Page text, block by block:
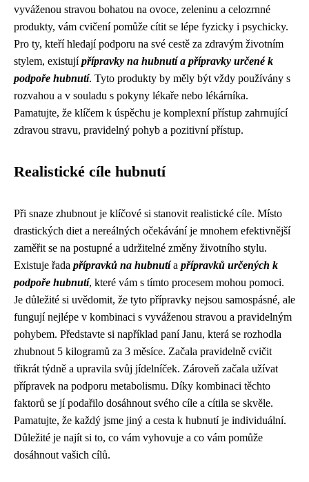
vyváženou stravou bohatou na ovoce, zeleninu a celozrnné
produkty, vám cvičení pomůže cítit se lépe fyzicky i psychicky.
Pro ty, kteří hledají podporu na své cestě za zdravým životním
stylem, existujípřípravky na hubnutí a přípravky určené k
podpoře hubnutí. Tyto produkty by měly být vždy používány s
rozvahou a v souladu s pokyny lékaře nebo lékárníka.
Pamatujte, že klíčem k úspěchu je komplexní přístup zahrnující
zdravou stravu, pravidelný pohyb a pozitivní přístup.
Realistické cíle hubnutí
Při snaze zhubnout je klíčové si stanovit realistické cíle. Místo
drastických diet a nereálných očekávání je mnohem efektivnější
zaměřit se na postupné a udržitelné změny životního stylu.
Existuje řada přípravků na hubnutía přípravků určených k
podpoře hubnutí, které vám s tímto procesem mohou pomoci.
Je důležité si uvědomit, že tyto přípravky nejsou samospásné, ale
fungují nejlépe v kombinaci s vyváženou stravou a pravidelným
pohybem. Představte si například paní Janu, která se rozhodla
zhubnout 5 kilogramů za 3 měsíce. Začala pravidelně cvičit
třikrát týdně a upravila svůj jídelníček. Zároveň začala užívat
přípravek na podporu metabolismu. Díky kombinaci těchto
faktorů se jí podařilo dosáhnout svého cíle a cítila se skvěle.
Pamatujte, že každý jsme jiný a cesta k hubnutí je individuální.
Důležité je najít si to, co vám vyhovuje a co vám pomůže
dosáhnout vašich cílů.